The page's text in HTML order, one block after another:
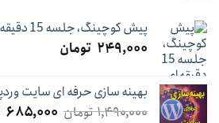
پیش کوچینگ، جلسه 15 دقیقه‌ای برای آغازی هدفمند
۲۴۹,۰۰۰ تومان
بهینه سازی حرفه ای سایت
۱,۴۹۰,۰۰۰تومان قیمت
۶۸۵,۰۰۰